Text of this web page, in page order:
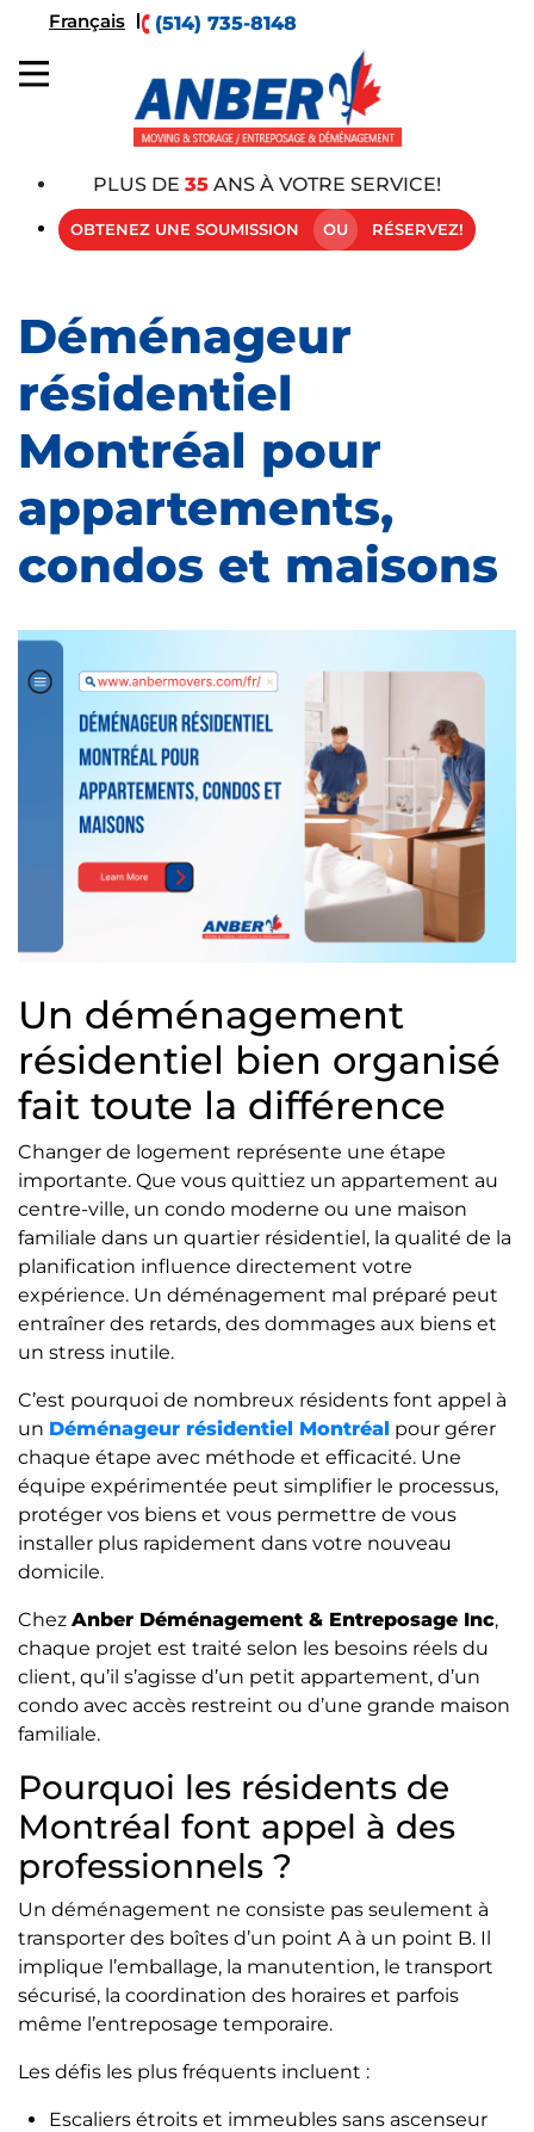
Français (514) 735-8148
PLUS DE 35 ANS À VOTRE SERVICE!
OBTENEZ UNE SOUMISSION OU RÉSERVEZ!
Déménageur
résidentiel
Montréal pour
appartements,
condos et maisons
Un déménagement
résidentiel bien organisé
fait toute la différence
Changer de logement représente une étape
importante. Que vous quittiez un appartement au
centre-ville, un condo moderne ou une maison
familiale dans un quartier résidentiel, la qualité de la
planification influence directement votre
expérience. Un déménagement mal préparé peut
entraîner des retards, des dommages aux biens et
un stress inutile.
C’est pourquoi de nombreux résidents font appel à
un Déménageur résidentiel Montréal pour gérer
chaque étape avec méthode et efficacité. Une
équipe expérimentée peut simplifier le processus,
protéger vos biens et vous permettre de vous
installer plus rapidement dans votre nouveau
domicile.
Chez Anber Déménagement & Entreposage Inc,
chaque projet est traité selon les besoins réels du
client, qu’il s’agisse d’un petit appartement, d’un
condo avec accès restreint ou d’une grande maison
familiale.
Pourquoi les résidents de
Montréal font appel à des
professionnels ?
Un déménagement ne consiste pas seulement à
transporter des boîtes d’un point A à un point B. Il
implique l’emballage, la manutention, le transport
sécurisé, la coordination des horaires et parfois
même l’entreposage temporaire.
Les défis les plus fréquents incluent :
Escaliers étroits et immeubles sans ascenseur